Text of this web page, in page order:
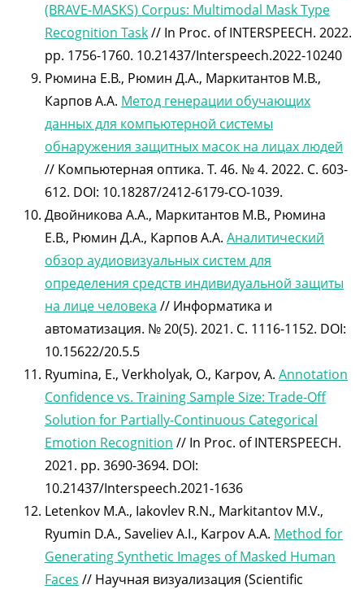
(BRAVE-MASKS) Corpus: Multimodal Mask Type
Recognition Task// In Proc. of INTERSPEECH. 2022.
pp. 1756-1760. 10.21437/Interspeech.2022-10240
Рюмина Е.В., Рюмин Д.А., Маркитантов М.В.,
Карпов А.А. Метод генерации обучающих
данных для компьютерной системы
обнаружения защитных масок на лицах людей
// Компьютерная оптика. Т. 46. № 4. 2022. С. 603-
612. DOI: 10.18287/2412-6179-CO-1039.
Двойникова А.А., Маркитантов М.В., Рюмина
Е.В., Рюмин Д.А., Карпов А.А. Аналитический
обзор аудиовизуальных систем для
определения средств индивидуальной защиты
на лице человека // Информатика и
автоматизация. № 20(5). 2021. C. 1116-1152. DOI:
10.15622/20.5.5
Ryumina, E., Verkholyak, O., Karpov, A. Annotation
Confidence vs. Training Sample Size: Trade-Off
Solution for Partially-Continuous Categorical
Emotion Recognition // In Proc. of INTERSPEECH.
2021. pp. 3690-3694. DOI:
10.21437/Interspeech.2021-1636
Letenkov M.A., Iakovlev R.N., Markitantov M.V.,
Ryumin D.A., Saveliev A.I., Karpov A.A. Method for
Generating Synthetic Images of Masked Human
Faces // Научная визуализация (Scientific